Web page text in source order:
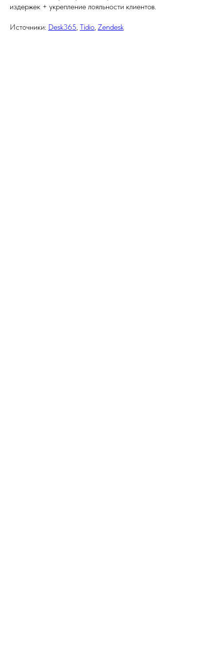
издержек + укрепление лояльности клиентов.
Источники: Desk365, Tidio, Zendesk